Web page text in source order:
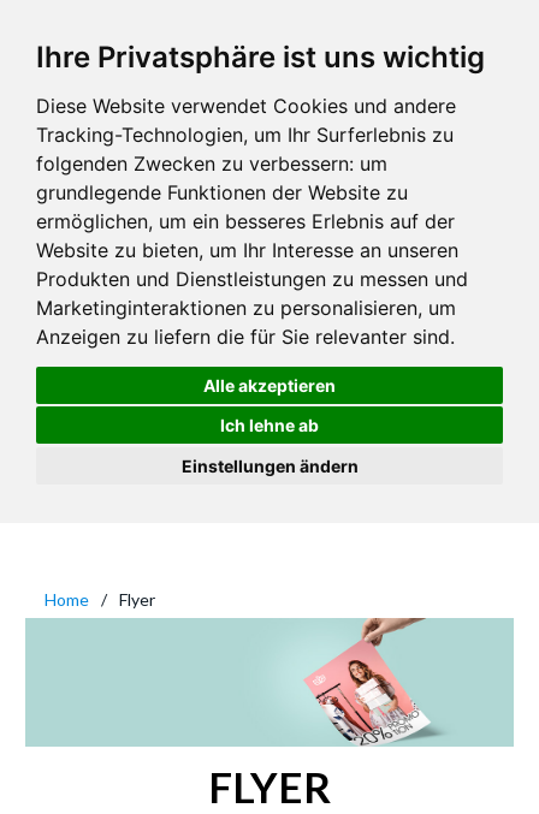
Ihre Privatsphäre ist uns wichtig
Diese Website verwendet Cookies und andere
Tracking-Technologien, um Ihr Surferlebnis zu
folgenden Zwecken zu verbessern: um
grundlegende Funktionen der Website zu
ermöglichen, um ein besseres Erlebnis auf der
Website zu bieten, um Ihr Interesse an unseren
Produkten und Dienstleistungen zu messen und
Marketinginteraktionen zu personalisieren, um
Anzeigen zu liefern die für Sie relevanter sind.
Alle akzeptieren
Ich lehne ab
Einstellungen ändern
Home Flyer
FLYER